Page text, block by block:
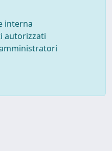
interna
autorizzati